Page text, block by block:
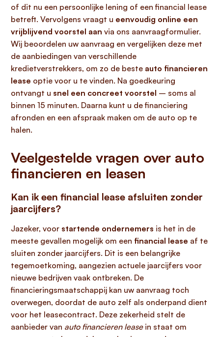
of dit nu een persoonlijke lening of een financial lease
betreft. Vervolgens vraagt u eenvoudig online een
vrijblijvend voorstel aan via ons aanvraagformulier.
Wij beoordelen uw aanvraag en vergelijken deze met
de aanbiedingen van verschillende
kredietverstrekkers, om zo de beste auto financieren
lease optie voor u te vinden. Na goedkeuring
ontvangt u snel een concreet voorstel – soms al
binnen 15 minuten. Daarna kunt u de financiering
afronden en een afspraak maken om de auto op te
halen.
Veelgestelde vragen over auto
financieren en leasen
Kan ik een financial lease afsluiten zonder
jaarcijfers?
Jazeker, voor startende ondernemers is het in de
meeste gevallen mogelijk om een financial lease af te
sluiten zonder jaarcijfers. Dit is een belangrijke
tegemoetkoming, aangezien actuele jaarcijfers voor
nieuwe bedrijven vaak ontbreken. De
financieringsmaatschappij kan uw aanvraag toch
overwegen, doordat de auto zelf als onderpand dient
voor het leasecontract. Deze zekerheid stelt de
aanbieder van auto financieren leasein staat om